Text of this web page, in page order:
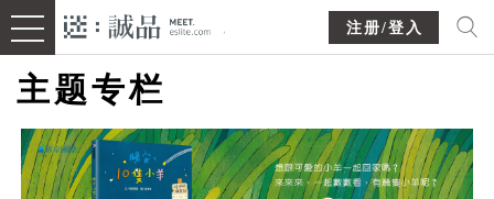
注册/登入
主题专栏